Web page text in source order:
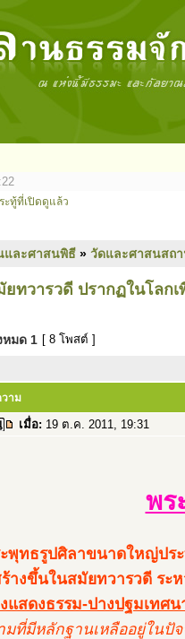
ะทู้ที่เปิดดูแล้ว
และศาสนพิธี » วัดและศาสนสถ
ทวารวดี ปรากฏในโลกเ
หมด 1 [ 8 โพสต์ ]
าม
เมื่อ: 19 ต.ค. 2011, 19:31
พร
พุทธรูปศิลาขนาดใหญ่ปร
างขึ้นในสมัยทวารวดี ระ
แสดงธรรม-ปางปฐมเทศ
มที่มีหลักฐานเหลืออยู่ในปั